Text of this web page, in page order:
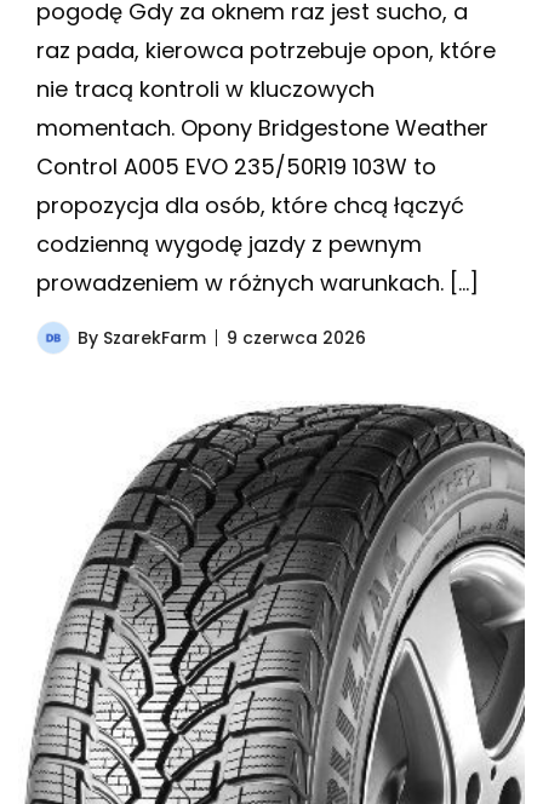
pogodę Gdy za oknem raz jest sucho, a
raz pada, kierowca potrzebuje opon, które
nie tracą kontroli w kluczowych
momentach. Opony Bridgestone Weather
Control A005 EVO 235/50R19 103W to
propozycja dla osób, które chcą łączyć
codzienną wygodę jazdy z pewnym
prowadzeniem w różnych warunkach. […]
By SzarekFarm 9 czerwca 2026